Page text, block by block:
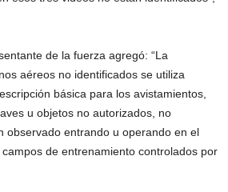
de la fuerza agregó: “La
aéreos no identificados se utiliza
básica para los avistamientos,
u objetos no autorizados, no
observado entrando u operando en el
de entrenamiento controlados por